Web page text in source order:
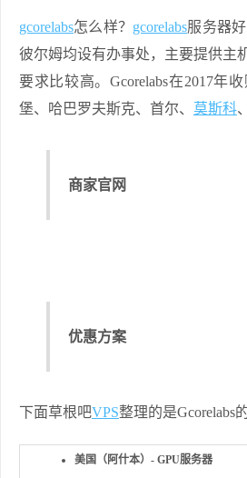
gcorelabs怎么样？ gcorelabs服务器
彼尔姆均设有办事处，主要提供主
要求比较高。Gcorelabs在2017年
堡、哈巴罗夫斯克、首尔、 莫斯科
商家官网
优惠方案
下面草根吧VPS整理的是Gcorelabs
美国（阿什本）- GPU服务器